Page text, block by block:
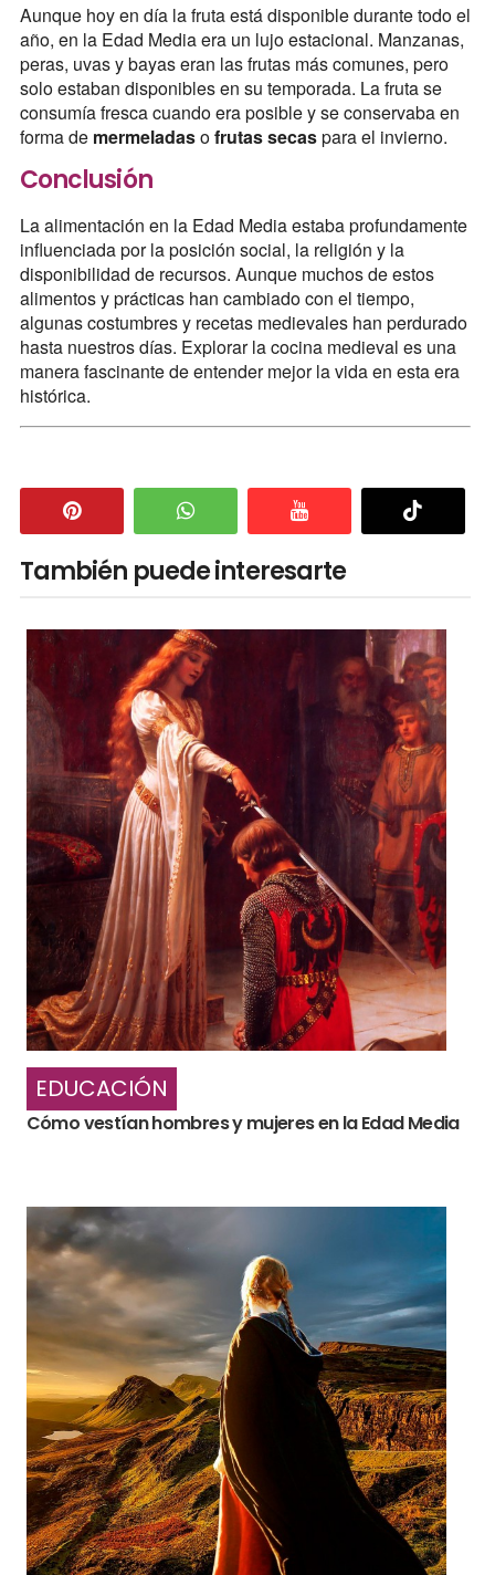
Aunque hoy en día la fruta está disponible durante todo el
año, en la Edad Media era un lujo estacional. Manzanas,
peras, uvas y bayas eran las frutas más comunes, pero
solo estaban disponibles en su temporada. La fruta se
consumía fresca cuando era posible y se conservaba en
forma de mermeladasofrutas secaspara el invierno.
Conclusión
La alimentación en la Edad Media estaba profundamente
influenciada por la posición social, la religión y la
disponibilidad de recursos. Aunque muchos de estos
alimentos y prácticas han cambiado con el tiempo,
algunas costumbres y recetas medievales han perdurado
hasta nuestros días. Explorar la cocina medieval es una
manera fascinante de entender mejor la vida en esta era
histórica.
También puede interesarte
EDUCACIÓN
Cómo vestían hombres y mujeres en la Edad Media